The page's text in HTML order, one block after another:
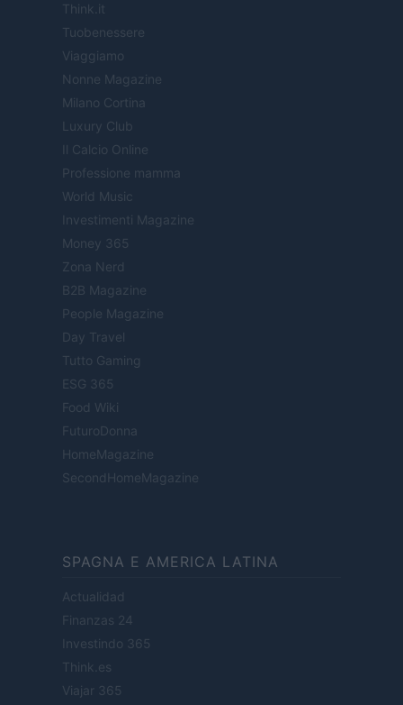
Think.it
Tuobenessere
Viaggiamo
Nonne Magazine
Milano Cortina
Luxury Club
Il Calcio Online
Professione mamma
World Music
Investimenti Magazine
Money 365
Zona Nerd
B2B Magazine
People Magazine
Day Travel
Tutto Gaming
ESG 365
Food Wiki
FuturoDonna
HomeMagazine
SecondHomeMagazine
SPAGNA E AMERICA LATINA
Actualidad
Finanzas 24
Investindo 365
Think.es
Viajar 365